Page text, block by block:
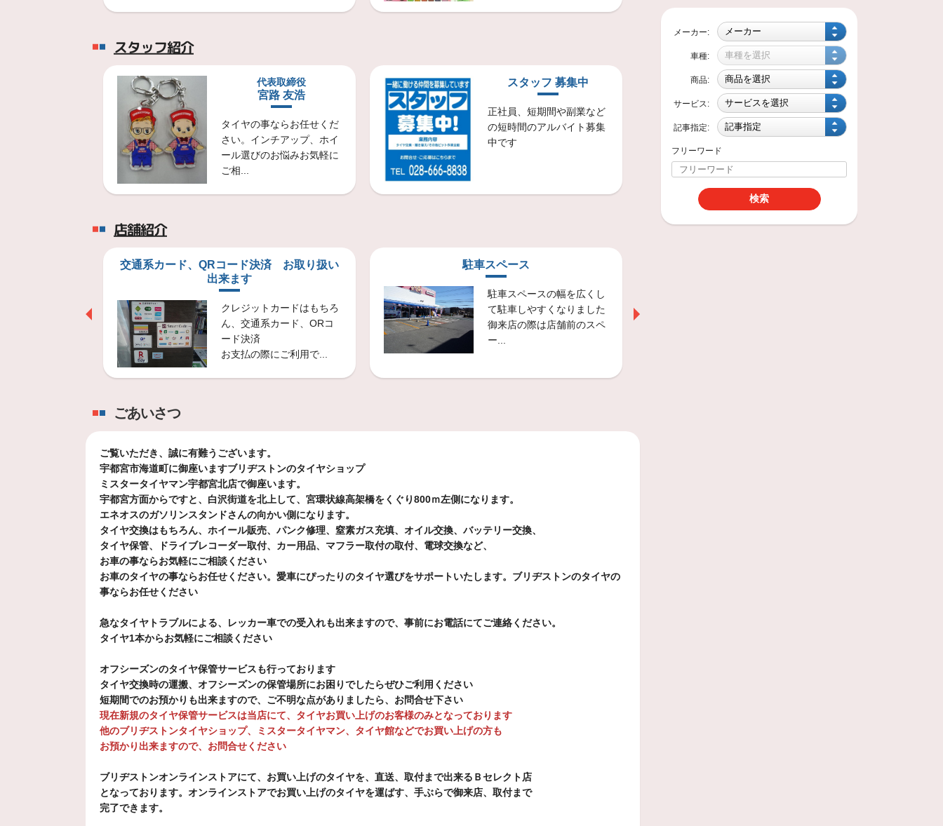
2026年7月28日
【タイヤ交換】ホンダ Ｓ660 ニューノ 165/55Ｒ15 195/45Ｒ16
ミスタータイヤ宇都宮北店です 夏も本格的に始まりましたね
2026年7月25日 取付・サービス
【タイヤ交換】VW アウトバック プレイズPX-RV2 205/55R17
ミスタータイヤマン宇都宮北店です只今夏の大感謝祭開催中です。
ミスタータイヤマン宇都宮北店です 今回はダイハツのタントにフィネッサをお取付け
2026年7月19日 取付・サービス
【タイヤ交換】ホンダ NBOX セイバーリング 155/65Ｒ14
ミスタータイヤマン宇都宮北店です 暑い日が続いております
2026年7月17日
【タイヤ交換】ボルボ レグノＧＲＸ3 タイプＲＶ 235/50Ｒ19
ミスタータイヤマン宇都宮北店です。宇都宮も暑くなってきました
2026年7月16日 スタッフ日記
夏の大感謝祭
ミスタータイヤマン宇都宮北店です
【タイヤ交換】トヨタ シエンタ プレイズ PXRV 185/65-15
ミスタータイヤマン宇都宮北店です
2026年7月10日 スタッフ日記
夏の大感謝祭開催
ミスタータイヤマン宇都宮北店です7月11日より夏の大感謝祭開催いたします
タイヤのたんこぶはとっても危険
ミスタータイヤマン宇都宮北店です皆さんタイヤの点検はしていますか
スタッフ紹介
代表取締役
宮路 友浩
タイヤの事ならお任せくだ
さい。インチアップ、ホイ
ール選びのお悩みお気軽に
ご相...
スタッフ 募集中
正社員、短期間や副業など
の短時間のアルバイト募集
中です
店舗紹介
交通系カード、QRコード決済 お取り扱い
出来ます
クレジットカードはもちろ
ん、交通系カード、ORコ
ード決済
お支払の際にご利用で...
駐車スペース
駐車スペースの幅を広くし
て駐車しやすくなりました
御来店の際は店舗前のスペ
ー...
ごあいさつ
ご覧いただき、誠に有難うございます。
宇都宮市海道町に御座いますブリヂストンのタイヤショップ
ミスタータイヤマン宇都宮北店で御座います。
宇都宮方面からですと、白沢街道を北上して、宮環状線高架橋をくぐり800ｍ左側になります。
エネオスのガソリンスタンドさんの向かい側になります。
タイヤ交換はもちろん、ホイール販売、パンク修理、窒素ガス充填、オイル交換、バッテリー交換、
タイヤ保管、
ドライブレコーダー取付、カー用品、マフラー取付の取付、電球交換など、
お車の事ならお気軽にご相談ください
お車のタイヤの事ならお任せください。愛車にぴったりのタイヤ選びをサポートいたします。ブリヂストンのタイヤの
事ならお任せください
急なタイヤトラブルによる、レッカー車での受入れも出来ますので、事前にお電話にてご連絡ください。
タイヤ1本からお気軽にご相談ください
オフシーズンのタイヤ保管サービスも行っております
タイヤ交換時の運搬、オフシーズンの保管場所にお困りでしたらぜひご利用ください
短期間でのお預かりも出来ますので、ご不明な点がありましたら、お問合せ下さい
現在新規のタイヤ保管サービスは当店にて、タイヤお買い上げのお客様のみとなっております
他のブリヂストンタイヤショップ、ミスタータイヤマン、タイヤ館などでお買い上げの方も
お預かり出来ますので、お問合せください
ブリヂストンオンラインストアにて、お買い上げのタイヤを、直送、取付まで出来るＢセレクト店
となっております。オンラインストアでお買い上げのタイヤを運ばす、手ぶらで御来店、取付まで
完了できます。
メーカー:
車種:
商品:
サービス:
記事指定:
フリーワード